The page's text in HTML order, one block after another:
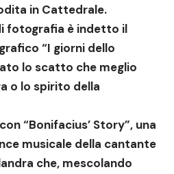
in Cattedrale.
fotografia è indetto il
“I giorni dello
lo scatto che meglio
o lo spirito della
“Bonifacius’ Story”, una
musicale della cantante
che, mescolando